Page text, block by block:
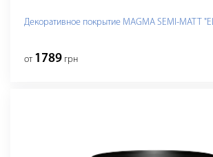
Декоративное покрытие MAGMA SEMI-MATT
от 1789 грн